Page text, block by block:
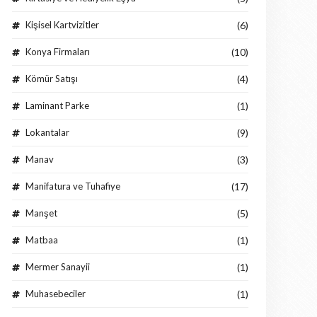
Kişisel Kartvizitler (6)
Konya Firmaları (10)
Kömür Satışı (4)
Laminant Parke (1)
Lokantalar (9)
Manav (3)
Manifatura ve Tuhafiye (17)
Manşet (5)
Matbaa (1)
Mermer Sanayii (1)
Muhasebeciler (1)